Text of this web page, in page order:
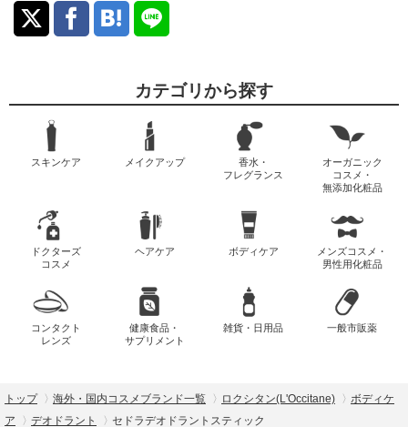
カテゴリから探す
スキンケア メイクアップ
香水・
フレグランス
オーガニック
コスメ・
無添加化粧品
ドクターズ
コスメ
ヘアケア ボディケア
メンズコスメ・
男性用化粧品
コンタクト
レンズ
健康食品・
サプリメント
雑貨・日用品 一般市販薬
トップ 海外・国内コスメブランド一覧 ロクシタン(L'Occitane)
ボディケ
ア
デオドラント セドラデオドラントスティック